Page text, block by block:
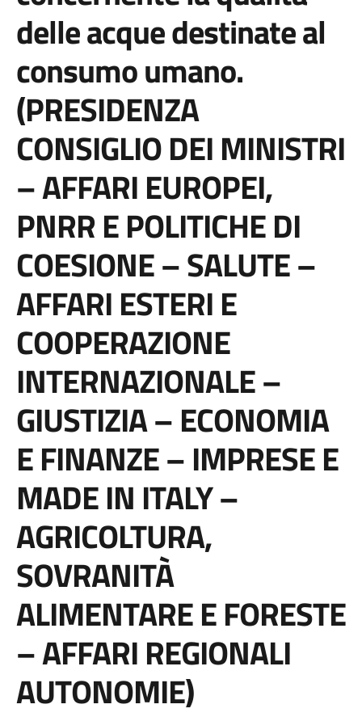
delle acque destinate al
consumo umano.
(PRESIDENZA
CONSIGLIO DEI MINISTRI
– AFFARI EUROPEI,
PNRR E POLITICHE DI
COESIONE – SALUTE –
AFFARI ESTERI E
COOPERAZIONE
INTERNAZIONALE –
GIUSTIZIA – ECONOMIA
E FINANZE – IMPRESE E
MADE IN ITALY –
AGRICOLTURA,
SOVRANITÀ
ALIMENTARE E FORESTE
– AFFARI REGIONALI
AUTONOMIE)